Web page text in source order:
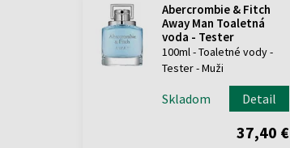
Abercrombie & Fitch
Away Man Toaletná
voda - Tester
100ml - Toaletné vody -
Tester - Muži
Skladom Detail
37,40 €